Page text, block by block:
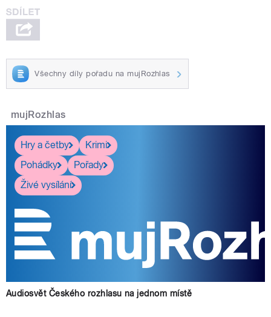
Všechny díly pořadu na mujRozhlas
mujRozhlas
Hry a četby
Krimi
Pohádky
Pořady
Živé vysílání
Audiosvět Českého rozhlasu na jednom místě